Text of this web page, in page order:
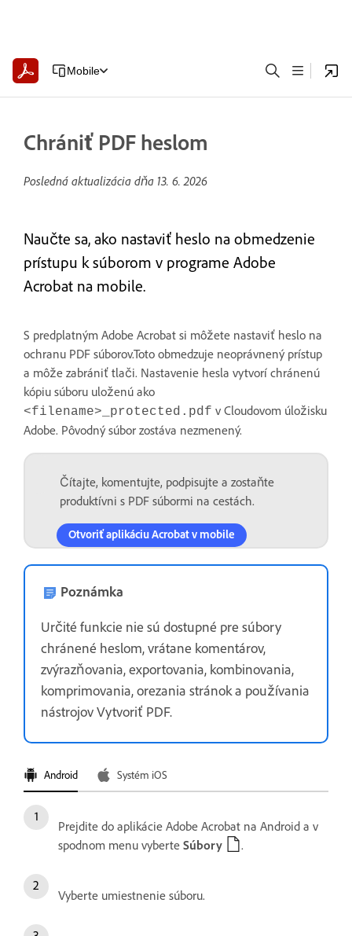
Mobile
Chrániť PDF heslom
Posledná aktualizácia dňa 13. 6. 2026
Naučte sa, ako nastaviť heslo na obmedzenie
prístupu k súborom v programe Adobe
Acrobat na mobile.
S predplatným Adobe Acrobat si môžete nastaviť heslo na
ochranu PDF súborov.Toto obmedzuje neoprávnený prístup
a môže zabrániť tlači. Nastavenie hesla vytvorí chránenú
kópiu súboru uloženú ako
<filename>_protected.pdf v Cloudovom úložisku
Adobe. Pôvodný súbor zostáva nezmenený.
Čítajte, komentujte, podpisujte a zostaňte
produktívni s PDF súbormi na cestách.
Otvoriť aplikáciu Acrobat v mobile
Poznámka
Určité funkcie nie sú dostupné pre súbory
chránené heslom, vrátane komentárov,
zvýrazňovania, exportovania, kombinovania,
komprimovania, orezania stránok a používania
nástrojov Vytvoriť PDF.
Android Systém iOS
Prejdite do aplikácie Adobe Acrobat na Android a v
spodnom menu vyberte Súbory .
Vyberte umiestnenie súboru.